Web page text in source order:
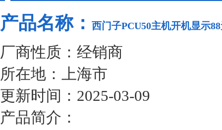
产品名称： 西门子PCU50主机开机显示
厂商性质：经销商
所在地：上海市
更新时间：2025-03-09
产品简介：